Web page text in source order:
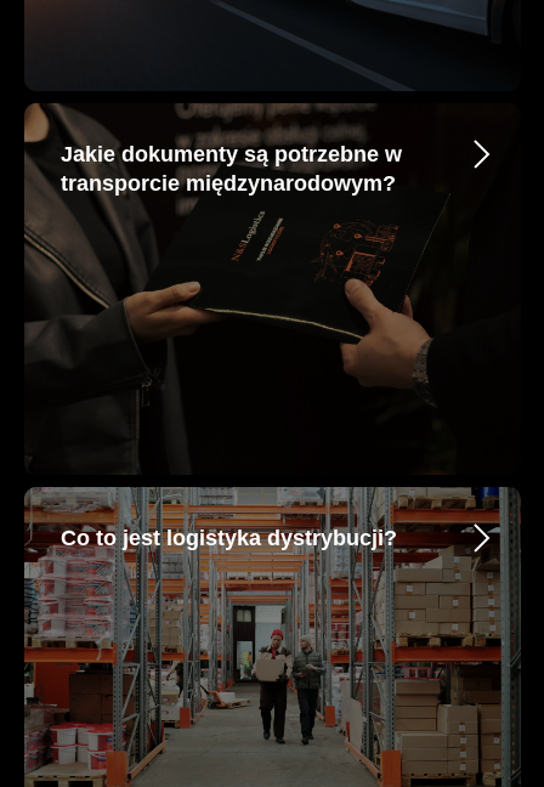
Jakie dokumenty są potrzebne w
transporcie międzynarodowym?
Co to jest logistyka dystrybucji?